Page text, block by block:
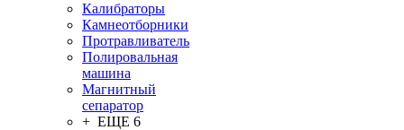
Калибраторы
Камнеотборники
Протравливатель
Полировальная
машина
Магнитный
сепаратор
+ ЕЩЕ 6